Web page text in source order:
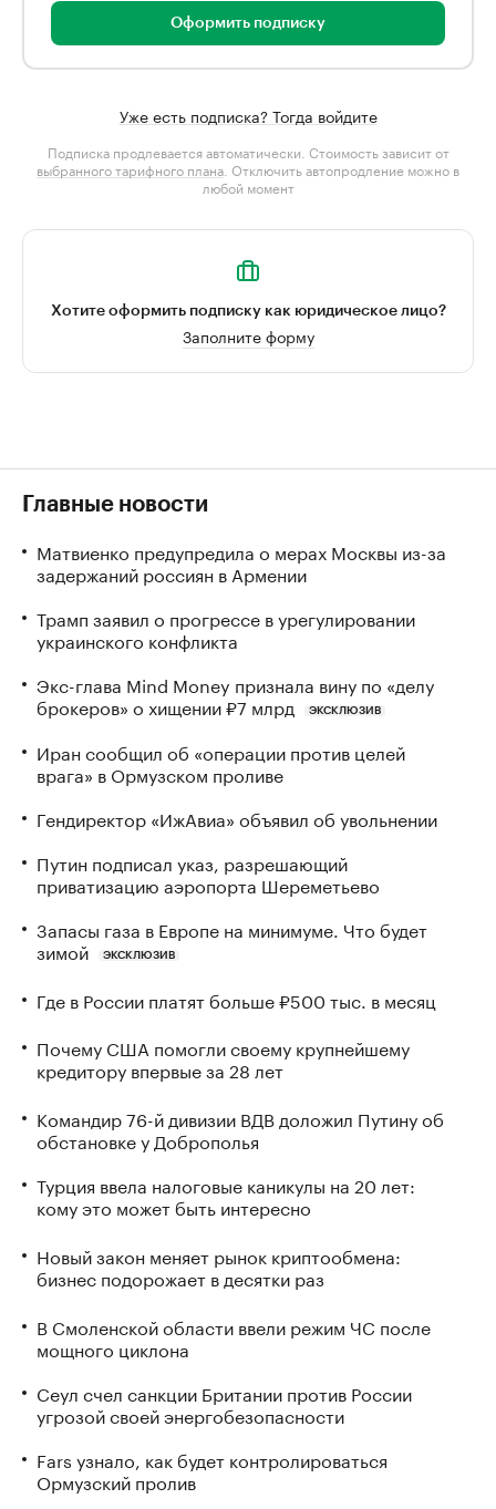
Оформить подписку
Уже есть подписка? Тогда войдите
Подписка продлевается автоматически. Стоимость зависит от
выбранного тарифного плана . Отключить автопродление можно в
любой момент
Хотите оформить подписку как юридическое лицо?
Заполните форму
Главные новости
Матвиенко предупредила о мерах Москвы из-за
задержаний россиян в Армении
Трамп заявил о прогрессе в урегулировании
украинского конфликта
Экс-глава Mind Money признала вину по «делу
брокеров» о хищении ₽7 млрд
ЭКСКЛЮЗИВ
Иран сообщил об «операции против целей
врага» в Ормузском проливе
Гендиректор «ИжАвиа» объявил об увольнении
Путин подписал указ, разрешающий
приватизацию аэропорта Шереметьево
Запасы газа в Европе на минимуме. Что будет
зимой
ЭКСКЛЮЗИВ
Где в России платят больше ₽500 тыс. в месяц
Почему США помогли своему крупнейшему
кредитору впервые за 28 лет
Командир 76-й дивизии ВДВ доложил Путину об
обстановке у Доброполья
Турция ввела налоговые каникулы на 20 лет:
кому это может быть интересно
Новый закон меняет рынок криптообмена:
бизнес подорожает в десятки раз
В Смоленской области ввели режим ЧС после
мощного циклона
Сеул счел санкции Британии против России
угрозой своей энергобезопасности
Fars узнало, как будет контролироваться
Ормузский пролив